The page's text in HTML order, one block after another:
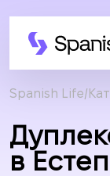
Spanish Life
в